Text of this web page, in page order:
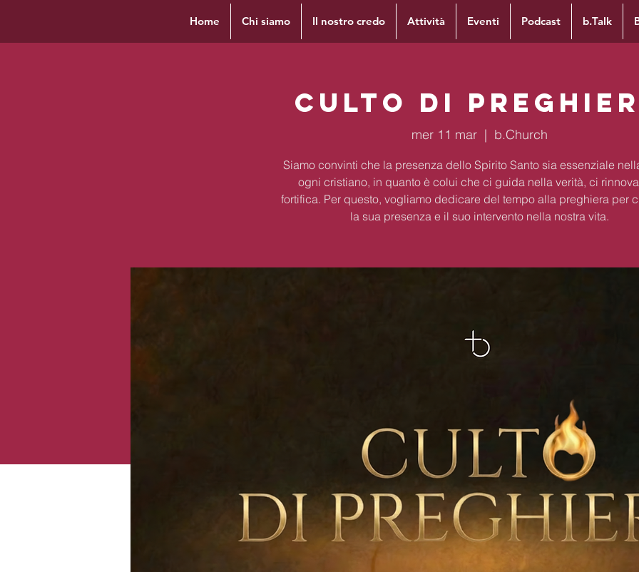
Home Chi siamo Il nostro credo Attività Eventi Podcast b.Talk
Culto di
mer 11 mar
  |
b.Church
Siamo convinti che la presenza dello Spirito Santo sia essenziale
ogni cristiano, in quanto è colui che ci guida nella verità, ci
fortifica. Per questo, vogliamo dedicare del tempo alla preghiera per
la sua presenza e il suo intervento nella nostra vita.